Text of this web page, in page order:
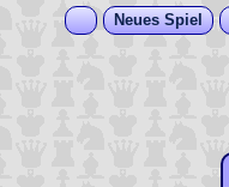
Neues Spiel